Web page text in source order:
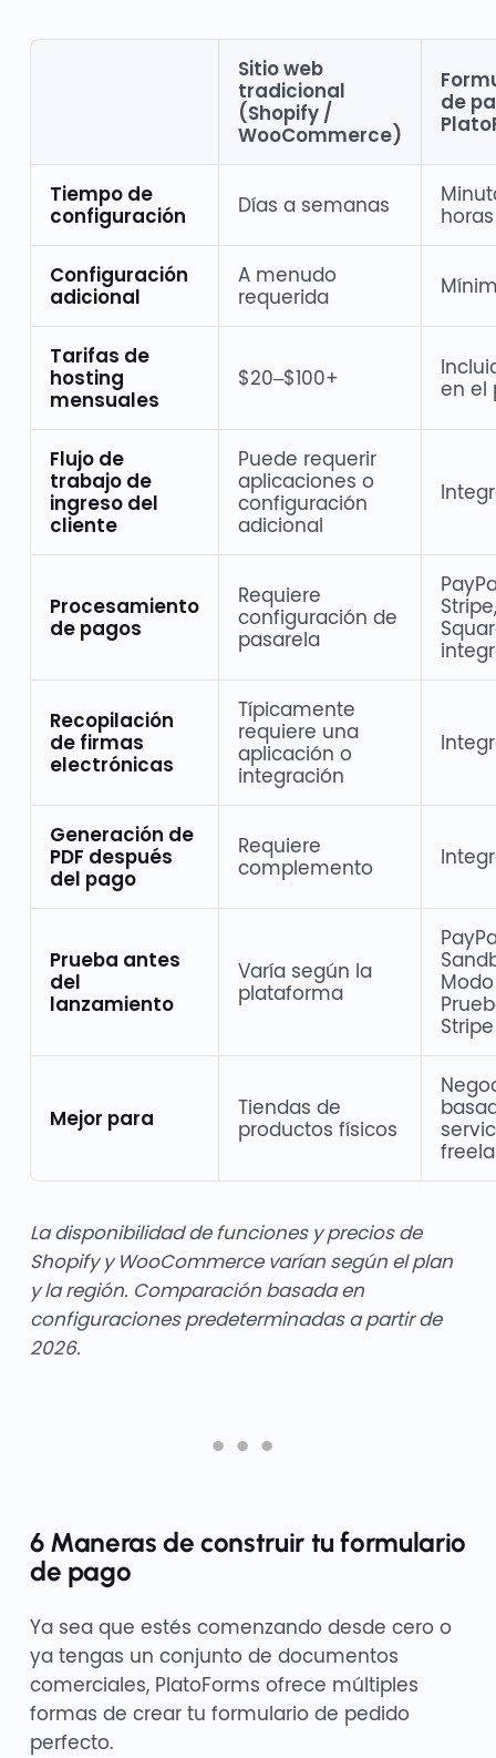
Sitio web
tradicional
(Shopify /
WooCommerce)
de
Tiempo de
configuración
Días a semanas
horas
Configuración
adicional
A menudo
requerida
Tarifas de
hosting
mensuales
$20–$100+
en el
Flujo de
trabajo de
ingreso del
cliente
Puede requerir
aplicaciones o
configuración
adicional
Procesamiento
de pagos
Requiere
configuración de
pasarela
Stripe,
Recopilación
de firmas
electrónicas
Típicamente
requiere una
aplicación o
integración
Generación de
PDF después
del pago
Requiere
complemento
Prueba antes
del
lanzamiento
Varía según la
plataforma
Stripe
Mejor para
Tiendas de
productos físicos
La disponibilidad de funciones y precios de
Shopify y WooCommerce varían según el plan
y la región. Comparación basada en
configuraciones predeterminadas a partir de
2026.
6 Maneras de construir tu formulario
de pago
Ya sea que estés comenzando desde cero o
ya tengas un conjunto de documentos
comerciales, PlatoForms ofrece múltiples
formas de crear tu formulario de pedido
perfecto.